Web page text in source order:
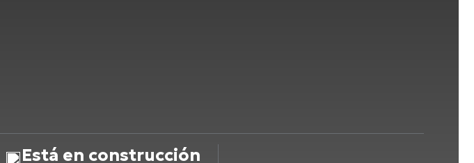
Está en construcción